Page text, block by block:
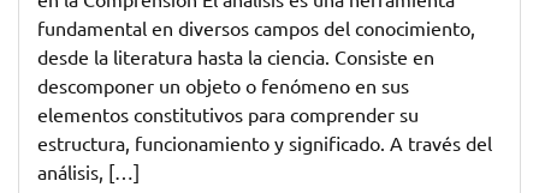
Analizar
fundamental en diversos campos del conocimiento,
desde la literatura hasta la ciencia. Consiste en
descomponer un objeto o fenómeno en sus
elementos constitutivos para comprender su
estructura, funcionamiento y significado. A través del
análisis, […]